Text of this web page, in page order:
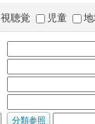
視聴覚 児童